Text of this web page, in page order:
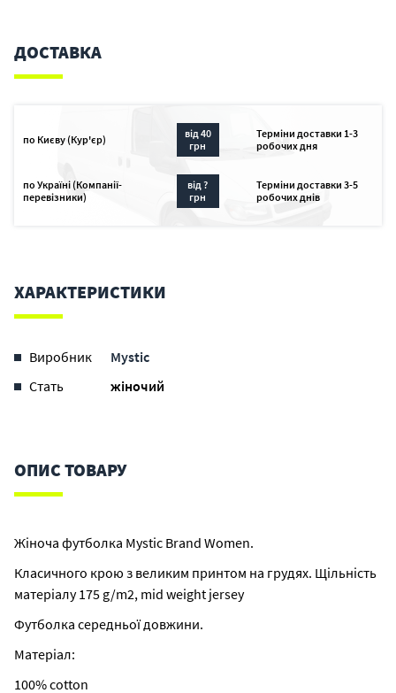
ДОСТАВКА
по Києву (Кур'єр)
від 40
грн
Терміни доставки 1-3
робочих дня
по Україні (Компанії-
перевізники)
від ?
грн
Терміни доставки 3-5
робочих днів
ХАРАКТЕРИСТИКИ
Виробник
Mystic
Стать
жіночий
ОПИС ТОВАРУ
Жіноча футболка Mystic Brand Women.
Класичного крою з великим принтом на грудях. Щільність
матеріалу 175 g/m2, mid weight jersey
Футболка середньої довжини.
Матеріал:
100% cotton